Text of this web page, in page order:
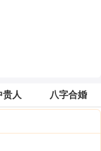
贵人 八字合婚